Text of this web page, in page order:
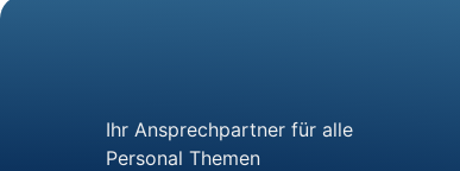
Ihr Ansprechpartner für alle
Personal Themen